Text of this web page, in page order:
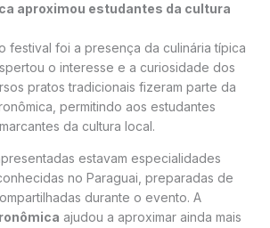
aproximou estudantes da cultura
festival foi a presença da culinária típica
o interesse e a curiosidade dos
pratos tradicionais fizeram parte da
permitindo aos estudantes
da cultura local.
estavam especialidades
no Paraguai, preparadas de
durante o evento. A
ajudou a aproximar ainda mais